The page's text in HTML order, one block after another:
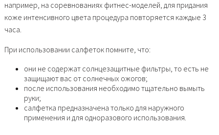
например, на соревнованиях фитнес-моделей, для придания
коже интенсивного цвета процедура повторяется каждые 3
часа.
При использовании салфеток помните, что:
они не содержат солнцезащитные фильтры, то есть не
защищают вас от солнечных ожогов;
после использования необходимо тщательно вымыть
руки;
салфетка предназначена только для наружного
применения и для одноразового использования.